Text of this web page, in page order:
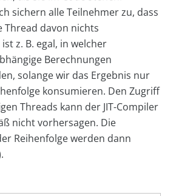
sichern alle Teilnehmer zu, dass
Thread davon nichts
z. B. egal, in welcher
Berechnungen
solange wir das Ergebnis nur
konsumieren. Den Zugriff
Threads kann der JIT-Compiler
nicht vorhersagen. Die
Reihenfolge werden dann